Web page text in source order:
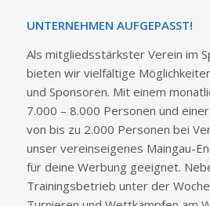
UNTERNEHMEN AUFGEPASST!
Als mitgliedsstärkster Verein im
bieten wir vielfältige
und Sponsoren. Mit einem
7.000 – 8.000 Personen und
von bis zu 2.000 Personen bei
unser vereinseigenes Maingau-
für deine Werbung geeignet.
Trainingsbetrieb unter der